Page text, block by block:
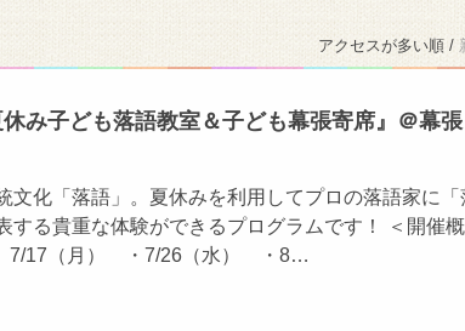
アクセスが多い順 /
休み子ども落語教室＆子ども幕張寄席』＠幕張
文化「落語」。夏休みを利用してプロの落語家に「
する貴重な体験ができるプログラムです！ ＜開催概
7/17（月） ・7/26（水） ・8…